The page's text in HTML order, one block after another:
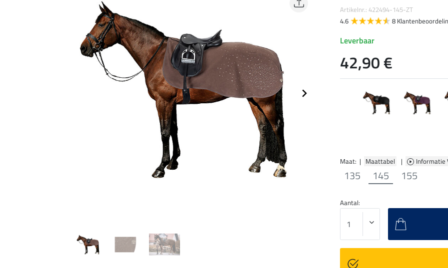
Maat: | Maattabel | Informatie
135 145 155
Artikelnr.: 422494-145-ZT
4.6
8
Leverbaar
42,90 €
Aantal: